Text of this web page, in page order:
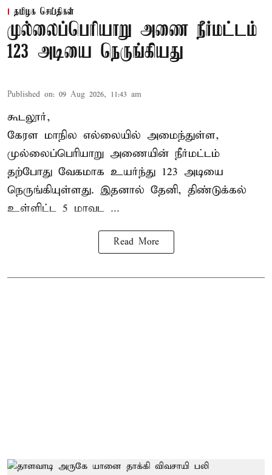
தமிழக செய்திகள்
முல்லைப்பெரியாறு அணை நீர்மட்டம்
123 அடியை நெருங்கியது
Published on: 09 Aug 2026, 11:43 am
கூடலூர்,
கேரள மாநில எல்லையில் அமைந்துள்ள,
முல்லைப்பெரியாறு அணையின் நீர்மட்டம்
தற்போது வேகமாக உயர்ந்து 123 அடியை
நெருங்கியுள்ளது. இதனால் தேனி, திண்டுக்கல்
உள்ளிட்ட 5 மாவட ...
Read More